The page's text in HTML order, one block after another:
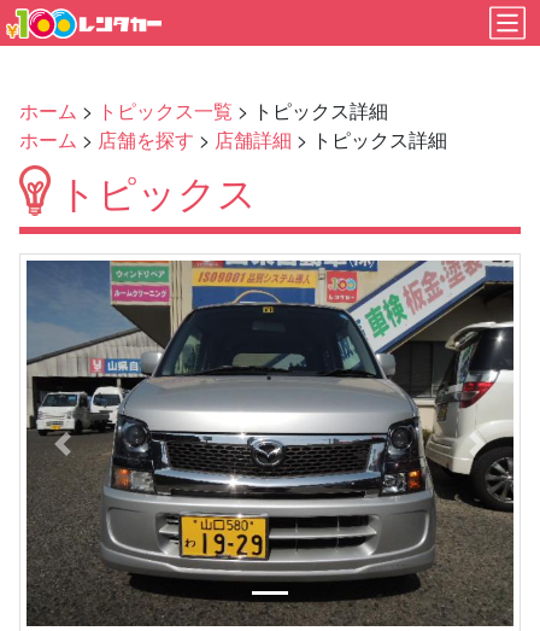
ホーム > トピックス一覧 > トピックス詳細
ホーム > 店舗を探す > 店舗詳細 > トピックス詳細
トピックス
Previous Next